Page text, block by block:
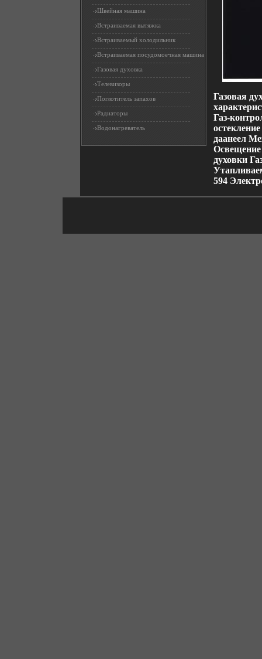
Швейная машина
Встраиваемая вытяжка
Встраиваемый холодильник
Встраиваемая посудомоечная машина
Газовая духовка
Телевизоры
Поглотитель запахов
Радиаторы
Водонагреватель
Газовая
Газ-
даанеел
Освещение
духовки
594